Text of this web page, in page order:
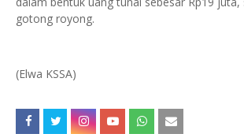
gotong royong.
(Elwa KSSA)